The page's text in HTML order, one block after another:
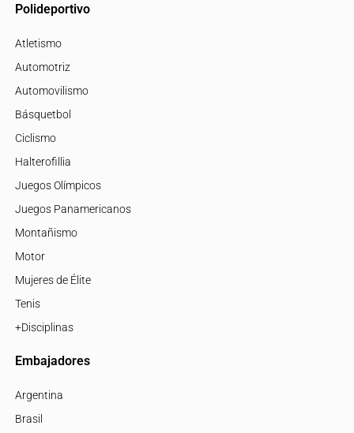
Polideportivo
Atletismo
Automotriz
Automovilismo
Básquetbol
Ciclismo
Halterofillia
Juegos Olímpicos
Juegos Panamericanos
Montañismo
Motor
Mujeres de Élite
Tenis
+Disciplinas
Embajadores
Argentina
Brasil